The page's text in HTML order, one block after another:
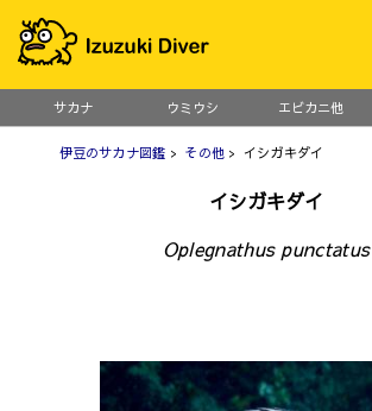
サカナ ウミウシ エビカニ他
伊豆のサカナ図鑑 > その他> イシガキダイ
イシガキダイ
Oplegnathus punctatus